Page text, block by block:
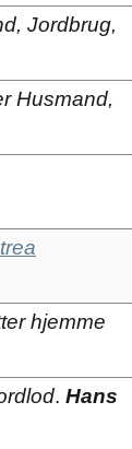
Jordbrug,
Husmand,
hjemme
. Hans